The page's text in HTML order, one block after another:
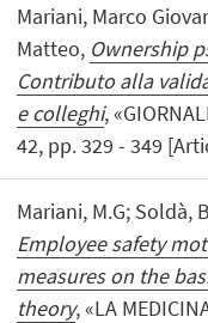
Mariani, Marco
Matteo, Ownership
Contributo alla
e colleghi,
42, pp. 329 - 349
Mariani, M.G; Soldà,
Employee safety
measures on the
theory, «LA